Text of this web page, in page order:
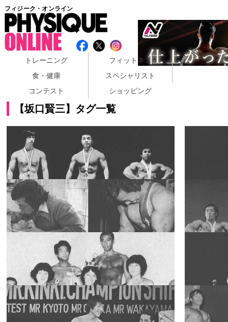
フィジーク・オンライン
トレーニング
フィットネス
食・健康
スペシャリスト
コンテスト
ショッピング
【坂口賢三】タグ一覧
2019.10.25
IFBB1980ミ
スター関東チ
ャンピオンシ
ップス
スペシャ
リスト
2018.07.27 2018.07.13